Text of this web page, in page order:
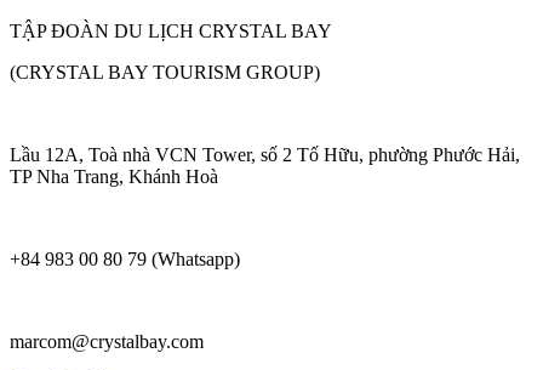
TẬP ĐOÀN DU LỊCH CRYSTAL BAY
(CRYSTAL BAY TOURISM GROUP)
Lầu 12A, Toà nhà VCN Tower, số 2 Tố Hữu, phường Phước Hải,
TP Nha Trang, Khánh Hoà
+84 983 00 80 79 (Whatsapp)
marcom@crystalbay.com